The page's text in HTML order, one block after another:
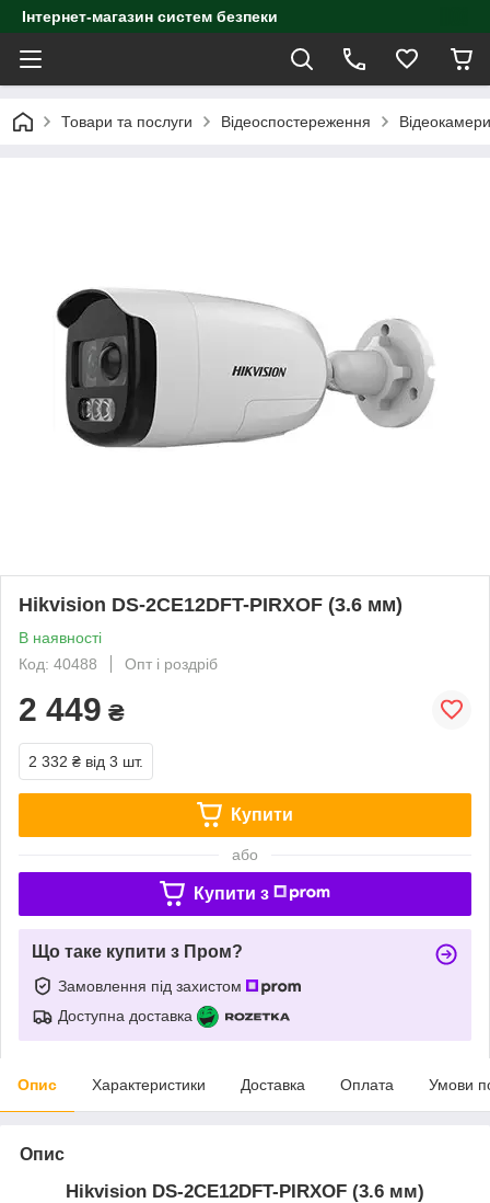
Інтернет-магазин систем безпеки
Товари та послуги Відеоспостереження
Hikvision DS-2CE12DFT-PIRXOF (3.6 мм)
В наявності
Код: 40488
Опт і роздріб
2 449 ₴
2 332 ₴ від 3 шт.
Купити
або
Купити з
Що таке купити з Пром?
Замовлення під захистом
Доступна доставка
Опис Характеристики Доставка Оплата Умови
Опис
Hikvision DS-2CE12DFT-PIRXOF (3.6 мм)